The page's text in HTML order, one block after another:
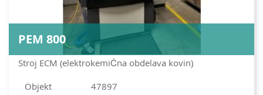
Stroj ECM (elektrokemiĊna obdelava kovin)
PEM 800
Objekt
47897